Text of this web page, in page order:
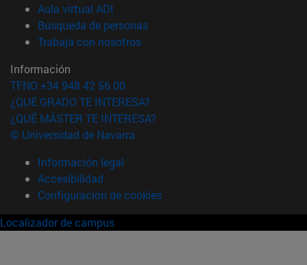
Aula virtual ADI
Búsqueda de personas(abre en nueva ventana)
Trabaja con nosotros(abre en nueva ventana)
Información
TFNO +34 948 42 56 00
¿QUÉ GRADO TE INTERESA?
¿QUÉ MÁSTER TE INTERESA?
© Universidad de Navarra
Información legal
Accesibilidad
Configuración de cookies
Localizador de campus